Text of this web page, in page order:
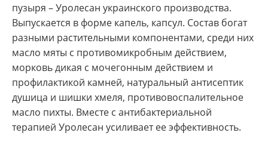
пузыря – Уролесан украинского производства.
Выпускается в форме капель, капсул. Состав богат
разными растительными компонентами, среди них
масло мяты с противомикробным действием,
морковь дикая с мочегонным действием и
профилактикой камней, натуральный антисептик
душица и шишки хмеля, противовоспалительное
масло пихты. Вместе с антибактериальной
терапией Уролесан усиливает ее эффективность.